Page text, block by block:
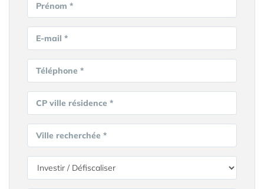
Prénom *
E-mail *
Téléphone *
CP ville résidence *
Ville recherchée *